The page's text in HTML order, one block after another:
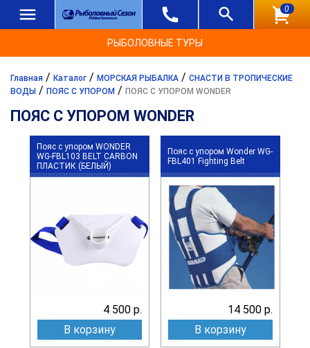
0
РЫБОЛОВНЫЕ ТУРЫ
Главная / Каталог / МОРСКАЯ РЫБАЛКА / СНАСТИ В ТРОПИЧЕСКИЕ
ВОДЫ / ПОЯС С УПОРОМ / ПОЯС С УПОРОМ WONDER
ПОЯС С УПОРОМ WONDER
Пояс с упором WONDER
WG-FBL103 BELT CARBON
ПЛАСТИК (БЕЛЫЙ)
4 500 р.
В корзину
Пояс с упором Wonder WG-
FBL401 Fighting Belt
14 500 р.
В корзину